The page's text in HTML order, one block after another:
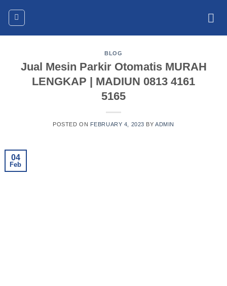
BLOG
Jual Mesin Parkir Otomatis MURAH
LENGKAP | MADIUN 0813 4161
5165
POSTED ON FEBRUARY 4, 2023 BY ADMIN
04
Feb